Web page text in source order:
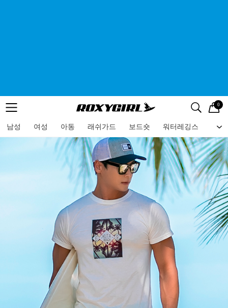
메뉴 검색
로고 0
남성 여성 아동 래쉬가드 보드숏 워터레깅스 비
메뉴